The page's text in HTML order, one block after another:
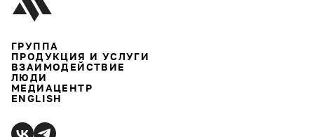
ГРУППА
ПРОДУКЦИЯ И УСЛУГИ
ВЗАИМОДЕЙСТВИЕ
ЛЮДИ
МЕДИАЦЕНТР
ENGLISH